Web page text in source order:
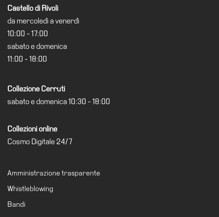
Castello di Rivoli
da mercoledì a venerdì
10:00 - 17:00
sabato e domenica
11:00 - 18:00
Collezione Cerruti
sabato e domenica 10:30 - 18:00
Collezioni online
Cosmo Digitale 24/7
Amministrazione trasparente
Whistleblowing
Bandi